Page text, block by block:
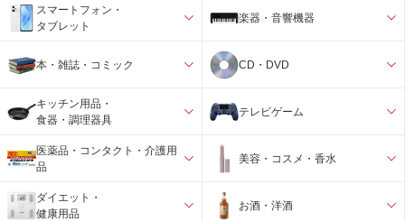
スマートフォン・
タブレット
楽器・音響機器
本・雑誌・コミック CD・DVD
キッチン用品・
食器・調理器具
テレビゲーム
医薬品・コンタクト・介護用
品
美容・コスメ・香水
ダイエット・
健康用品
お酒・洋酒